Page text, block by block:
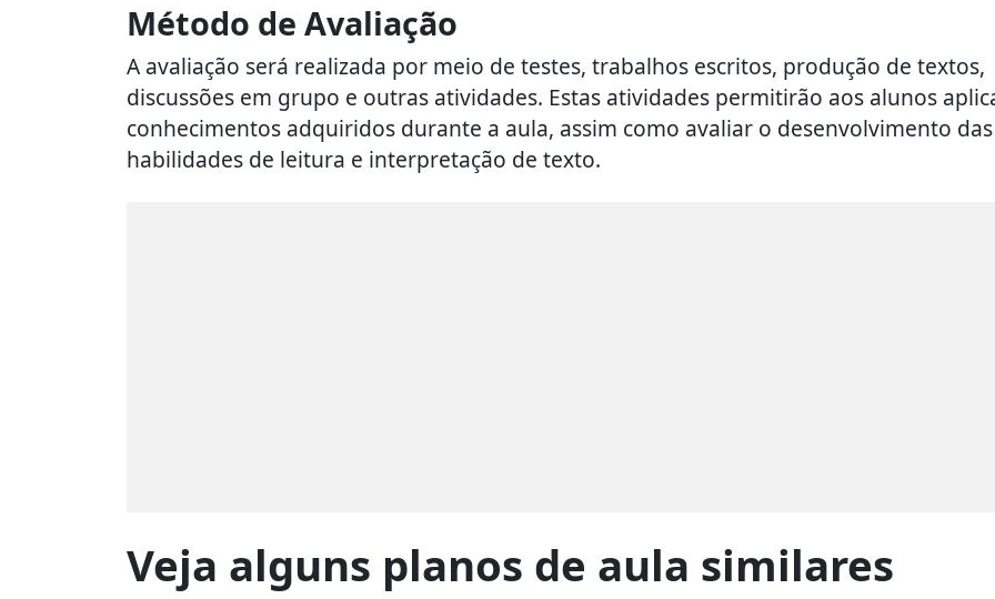
Método de Avaliação
A avaliação será realizada por meio de testes, trabalhos escritos, produção de textos,
discussões em grupo e outras atividades. Estas atividades permitirão aos alunos
conhecimentos adquiridos durante a aula, assim como avaliar o desenvolvimento das
habilidades de leitura e interpretação de texto.
Veja alguns planos de aula similares